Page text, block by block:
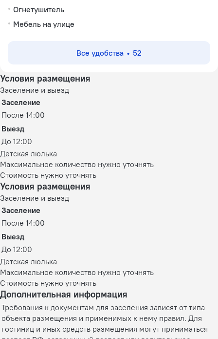
Огнетушитель
Мебель на улице
Все удобства 52
Условия размещения
Заселение и выезд
Заселение
После 14:00
Выезд
До 12:00
Детская люлька
Максимальное количество нужно уточнять
Стоимость нужно уточнять
Условия размещения
Заселение и выезд
Заселение
После 14:00
Выезд
До 12:00
Детская люлька
Максимальное количество нужно уточнять
Стоимость нужно уточнять
Дополнительная информация
Требования к документам для заселения зависят от типа
объекта размещения и применимых к нему правил. Для
гостиниц и иных средств размещения могут приниматься